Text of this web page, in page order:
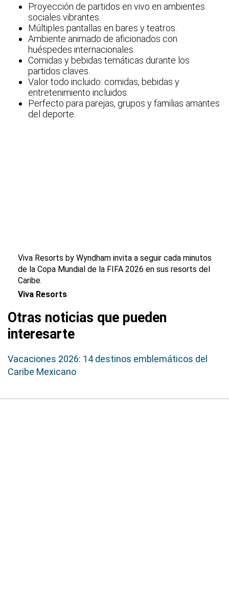
Proyección de partidos en vivo en ambientes
sociales vibrantes.
Múltiples pantallas en bares y teatros.
Ambiente animado de aficionados con
huéspedes internacionales.
Comidas y bebidas temáticas durante los
partidos claves.
Valor todo incluido: comidas, bebidas y
entretenimiento incluidos.
Perfecto para parejas, grupos y familias amantes
del deporte.
Viva Resorts by Wyndham invita a seguir cada minutos
de la Copa Mundial de la FIFA 2026 en sus resorts del
Caribe.
Viva Resorts
Otras noticias que pueden
interesarte
Vacaciones 2026: 14 destinos emblemáticos del
Caribe Mexicano